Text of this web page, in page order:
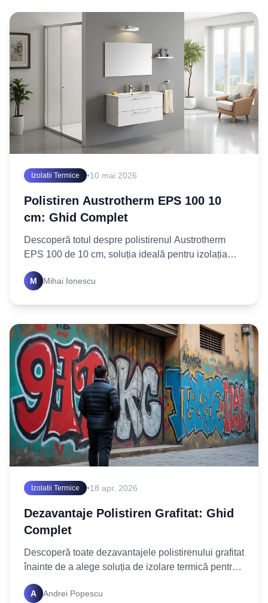
Izolatii Termice •10 mai 2026
Polistiren Austrotherm EPS 100 10
cm: Ghid Complet
Descoperă totul despre polistirenul Austrotherm
EPS 100 de 10 cm, soluția ideală pentru izolația
termică a casei tale. Află cum să alegi și să montezi
corect
M Mihai Ionescu
Izolatii Termice •18 apr. 2026
Dezavantaje Polistiren Grafitat: Ghid
Complet
Descoperă toate dezavantajele polistirenului grafitat
înainte de a alege soluția de izolare termică pentru
A Andrei Popescu